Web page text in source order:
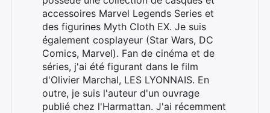
accessoires Marvel Legends Series et
des figurines Myth Cloth EX. Je suis
également cosplayeur (Star Wars, DC
Comics, Marvel). Fan de cinéma et de
séries, j'ai été figurant dans le film
d'Olivier Marchal, LES LYONNAIS. En
outre, je suis l'auteur d'un ouvrage
publié chez l'Harmattan. J'ai récemment